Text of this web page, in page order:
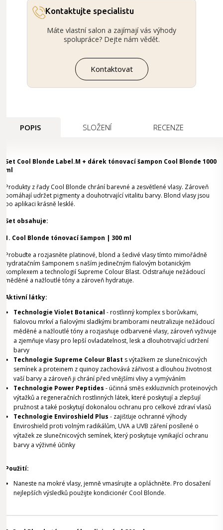
Kontaktujte specialistu
Máte vlastní salon a zajímají vás výhody
spolupráce? Dejte nám vědět.
Kontaktovat
POPIS SLOŽENÍ RECENZE
Set Cool Blonde Label.M + dárek tónovací šampon Cool Blonde 1000
ml
Produkty z řady Cool Blonde chrání barevné a zesvětlené vlasy. Zároveň
pomáhají udržet pigmenty a douhotrvající vitalitu barvy. Blond vlasy jsou
po aplikaci krásně lesklé.
Set obsahuje:
1. Cool Blonde tónovací šampon | 300 ml
Probuďte a rozjasněte platinové, blond a šedivé vlasy tímto mimořádně
hydratačním šamponem s naším jedinečným fialovým botanickým
komplexem a technologií Supreme Colour Blast. Odstraňuje nežádoucí
měděné a nažloutlé tóny a zároveň hydratuje.
Aktivní látky:
Technologie Violet Botanical - rostlinný komplex s borůvkami,
fialovou mrkví a fialovými sladkými bramborami neutralizuje nežádoucí
měděné a nažloutlé tóny a rozjasňuje odbarvené vlasy, zároveň vyživuje
a zjemňuje vlasy pro lepší ovladatelnost, lesk a dlouhotrvající udržení
barvy
Technologie Supreme Colour Blast s výtažkem ze slunečnicových
semínek a proteinem z quinoy zachovává zářivost a dlouhou životnost
vaší barvy a zároveň ji chrání před vnějšími vlivy a vymýváním
Technologie Power Peptides - účinná směs exkluzivních proteinových
výtažků a regeneračních rostlinných látek, které poskytují a zlepšují
pružnost a také poskytují dokonalou ochranu pro celkové zdraví vlasů
Technologie Enviroshield Plus - zajišťuje ochranné výhody
Enviroshield proti volným radikálům, UVA a UVB záření posílené o
výtažek ze slunečnicových semínek, který poskytuje vynikající ochranu
barvy a výživné účinky
Použití:
Naneste na mokré vlasy, jemně vmasírujte a opláchněte. Pro dosažení
nejlepších výsledků použijte kondicionér Cool Blonde.